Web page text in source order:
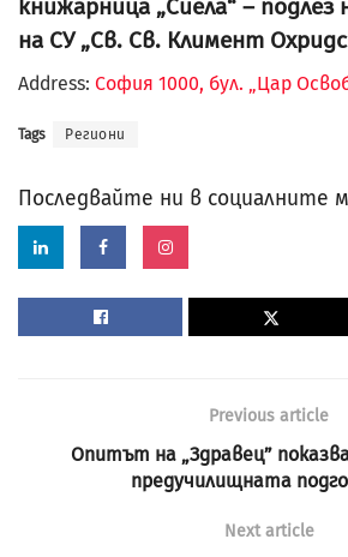
книжарница „Сиела“ –
на СУ „Св. Св. Климент
Address: София 1000, бул. „Цар
Tags Региони
Последвайте ни в социалните
Previous article
Опитът на „Здравец”
предучилищната
Next article